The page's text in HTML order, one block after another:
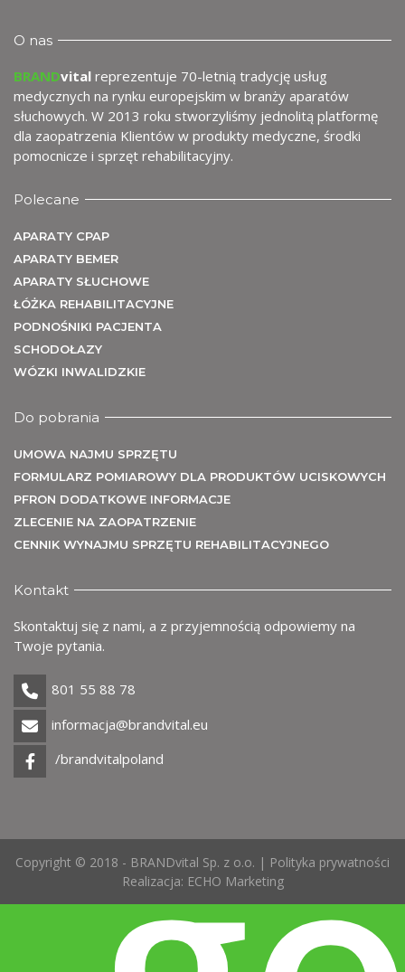
O nas
BRANDvital reprezentuje 70-letnią tradycję usług
medycznych na rynku europejskim w branży aparatów
słuchowych. W 2013 roku stworzyliśmy jednolitą platformę
dla zaopatrzenia Klientów w produkty medyczne, środki
pomocnicze i sprzęt rehabilitacyjny.
Polecane
APARATY CPAP
APARATY BEMER
APARATY SŁUCHOWE
ŁÓŻKA REHABILITACYJNE
PODNOŚNIKI PACJENTA
SCHODOŁAZY
WÓZKI INWALIDZKIE
Do pobrania
UMOWA NAJMU SPRZĘTU
FORMULARZ POMIAROWY DLA PRODUKTÓW UCISKOWYCH
PFRON DODATKOWE INFORMACJE
ZLECENIE NA ZAOPATRZENIE
CENNIK WYNAJMU SPRZĘTU REHABILITACYJNEGO
Kontakt
Skontaktuj się z nami, a z przyjemnością odpowiemy na
Twoje pytania.
801 55 88 78
informacja@brandvital.eu
/brandvitalpoland
Copyright © 2018 - BRANDvital Sp. z o.o. | Polityka prywatności
Realizacja: ECHO Marketing